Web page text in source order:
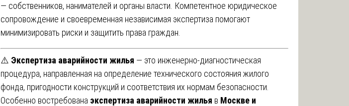
— собственников, нанимателей и органы власти. Компетентное юридическое
сопровождение и своевременная независимая экспертиза помогают
минимизировать риски и защитить права граждан.
⚠️ Экспертиза аварийности жилья — это инженерно-диагностическая
процедура, направленная на определение технического состояния жилого
фонда, пригодности конструкций и соответствия их нормам безопасности.
Особенно востребована экспертиза аварийности жилья в Москве и